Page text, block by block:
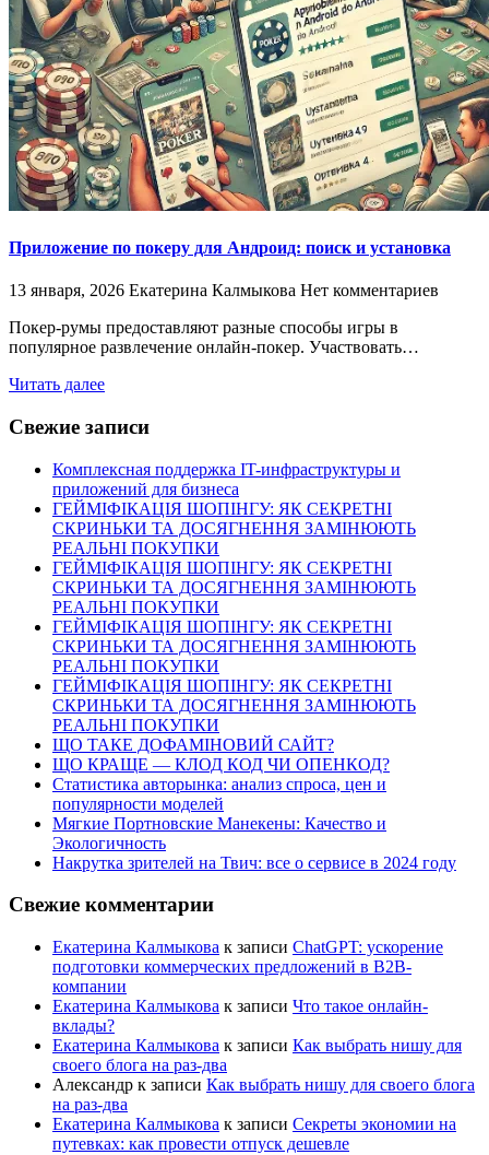
Приложение по покеру для Андроид: поиск и установка
13 января, 2026 Екатерина Калмыкова Нет комментариев
Покер-румы предоставляют разные способы игры в
популярное развлечение онлайн-покер. Участвовать…
Читать далее
Свежие записи
Комплексная поддержка IT-инфраструктуры и
приложений для бизнеса
ГЕЙМІФІКАЦІЯ ШОПІНГУ: ЯК СЕКРЕТНІ
СКРИНЬКИ ТА ДОСЯГНЕННЯ ЗАМІНЮЮТЬ
РЕАЛЬНІ ПОКУПКИ
ГЕЙМІФІКАЦІЯ ШОПІНГУ: ЯК СЕКРЕТНІ
СКРИНЬКИ ТА ДОСЯГНЕННЯ ЗАМІНЮЮТЬ
РЕАЛЬНІ ПОКУПКИ
ГЕЙМІФІКАЦІЯ ШОПІНГУ: ЯК СЕКРЕТНІ
СКРИНЬКИ ТА ДОСЯГНЕННЯ ЗАМІНЮЮТЬ
РЕАЛЬНІ ПОКУПКИ
ГЕЙМІФІКАЦІЯ ШОПІНГУ: ЯК СЕКРЕТНІ
СКРИНЬКИ ТА ДОСЯГНЕННЯ ЗАМІНЮЮТЬ
РЕАЛЬНІ ПОКУПКИ
ЩО ТАКЕ ДОФАМІНОВИЙ САЙТ?
ЩО КРАЩЕ — КЛОД КОД ЧИ ОПЕНКОД?
Статистика авторынка: анализ спроса, цен и
популярности моделей
Мягкие Портновские Манекены: Качество и
Экологичность
Накрутка зрителей на Твич: все о сервисе в 2024 году
Свежие комментарии
Екатерина Калмыкова к записи ChatGPT: ускорение
подготовки коммерческих предложений в B2B-
компании
Екатерина Калмыкова к записи Что такое онлайн-
вклады?
Екатерина Калмыкова к записи Как выбрать нишу для
своего блога на раз-два
Александр к записи Как выбрать нишу для своего блога
на раз-два
Екатерина Калмыкова к записи Секреты экономии на
путевках: как провести отпуск дешевле